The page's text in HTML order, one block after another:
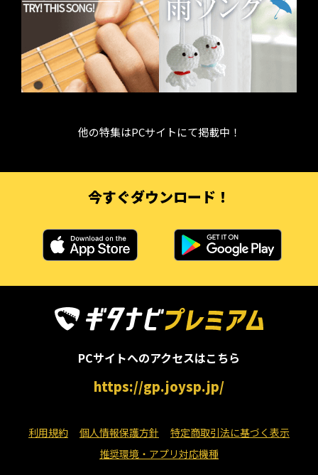
他の特集はPCサイトにて掲載中！
今すぐダウンロード！
PCサイトへのアクセスはこちら
https://gp.joysp.jp/
利用規約 個人情報保護方針
特定商取引法に基づく表示
推奨環境・アプリ対応機種